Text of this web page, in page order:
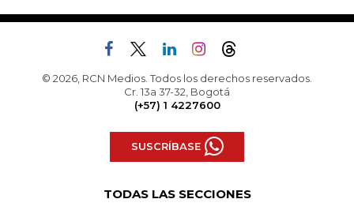
© 2026, RCN Medios. Todos los derechos reservados.
Cr. 13a 37-32, Bogotá
(+57) 1 4227600
SUSCRÍBASE
TODAS LAS SECCIONES